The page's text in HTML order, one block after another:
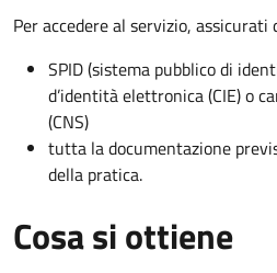
Per accedere al servizio, assicurati
SPID (sistema pubblico di
d’identità elettronica (CIE) o
(CNS)
tutta la documentazione
della pratica.
Cosa si ottiene